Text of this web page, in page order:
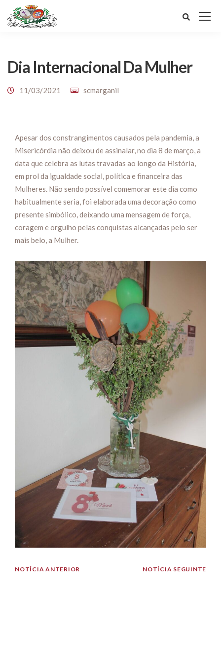
Dia Internacional Da Mulher
11/03/2021 scmarganil
Apesar dos constrangimentos causados pela pandemia, a
Misericórdia não deixou de assinalar, no dia 8 de março, a
data que celebra as lutas travadas ao longo da História,
em prol da igualdade social, política e financeira das
Mulheres. Não sendo possível comemorar este dia como
habitualmente seria, foi elaborada uma decoração como
presente simbólico, deixando uma mensagem de força,
coragem e orgulho pelas conquistas alcançadas pelo ser
mais belo, a Mulher.
NOTÍCIA ANTERIOR NOTÍCIA SEGUINTE